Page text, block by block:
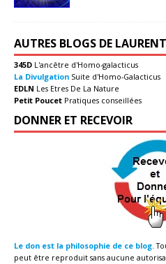
AUTRES BLOGS DE LAURENT
345D L'ancêtre d'Homo-galacticus
La Divulgation Suite d'Homo-Galacticus
EDLN Les Etres De La Nature
Petit Poucet Pratiques conseillées
DONNER ET RECEVOIR
Le don est la philosophie de ce blog.
peut être reproduit sans aucune